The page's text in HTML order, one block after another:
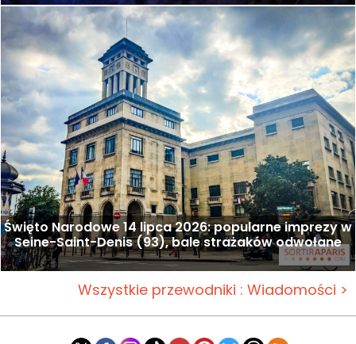
Święto Narodowe 14 lipca 2026: popularne imprezy w
Seine-Saint-Denis (93), bale strażaków odwołane
Wszystkie przewodniki : Wiadomości >